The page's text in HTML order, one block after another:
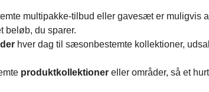
multipakke-tilbud eller gavesæt er muligvis
beløb, du sparer.
hver dag til sæsonbestemte kollektioner,
produktkollektioner eller områder, så et